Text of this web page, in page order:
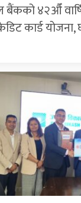
बैंकको ४२औँ
क्रेडिट कार्ड